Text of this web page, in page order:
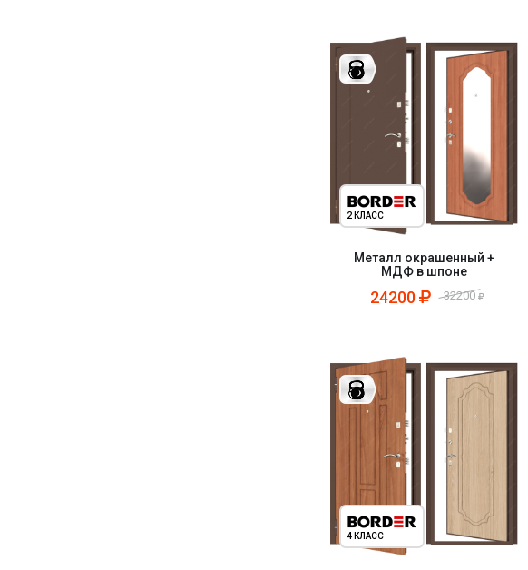
2 КЛАСС
Металл окрашенный +
МДФ в шпоне
24200 32200
4 КЛАСС